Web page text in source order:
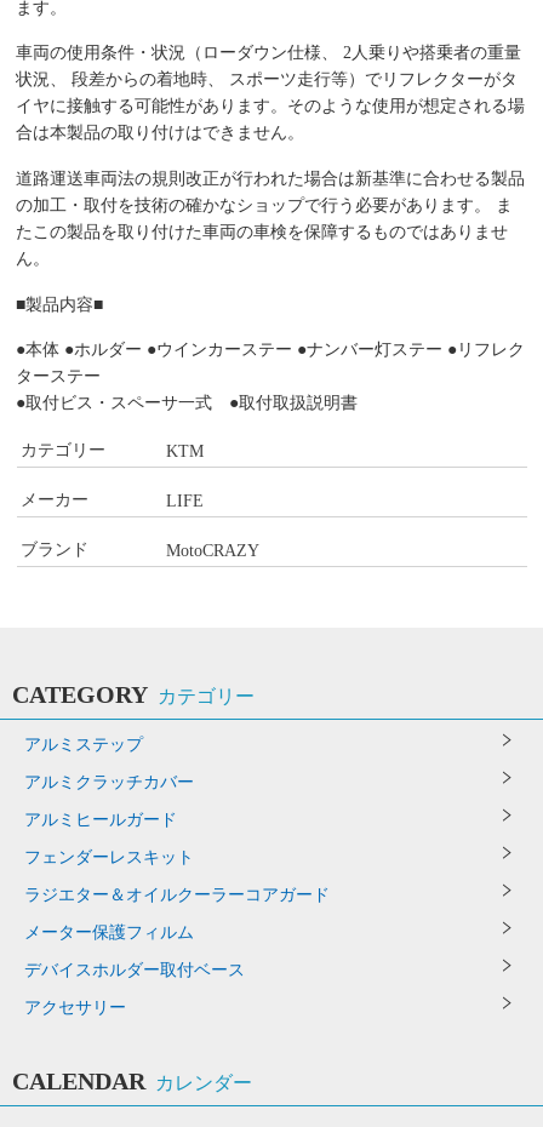
ます。
車両の使用条件・状況（ローダウン仕様、 2人乗りや搭乗者の重量
状況、 段差からの着地時、 スポーツ走行等）でリフレクターがタ
イヤに接触する可能性があります。そのような使用が想定される場
合は本製品の取り付けはできません。
道路運送車両法の規則改正が行われた場合は新基準に合わせる製品
の加工・取付を技術の確かなショップで行う必要があります。 ま
たこの製品を取り付けた車両の車検を保障するものではありませ
ん。
■製品内容■
●本体 ●ホルダー ●ウインカーステー ●ナンバー灯ステー ●リフレク
ターステー
●取付ビス・スペーサ一式 ●取付取扱説明書
カテゴリー KTM
メーカー LIFE
ブランド MotoCRAZY
CATEGORY カテゴリー
アルミステップ
アルミクラッチカバー
アルミヒールガード
フェンダーレスキット
ラジエター＆オイルクーラーコアガード
メーター保護フィルム
デバイスホルダー取付ベース
アクセサリー
CALENDAR カレンダー